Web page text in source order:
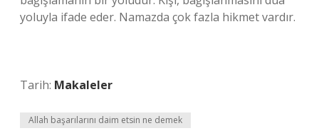
yoluyla ifade eder. Namazda çok fazla hikmet vardır.
Tarih: Makaleler
Allah başarılarını daim etsin ne demek